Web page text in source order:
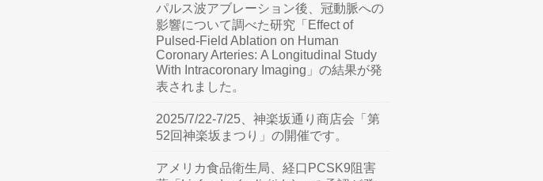
パルス波アブレーション後、冠動脈への
影響について調べた研究「Effect of
Pulsed-Field Ablation on Human
Coronary Arteries: A Longitudinal Study
With Intracoronary Imaging」の結果が発
表されました。
2025/7/22-7/25、神楽坂通り商店会「第
52回神楽坂まつり」の開催です。
アメリカ食品衛生局、経口PCSK9阻害